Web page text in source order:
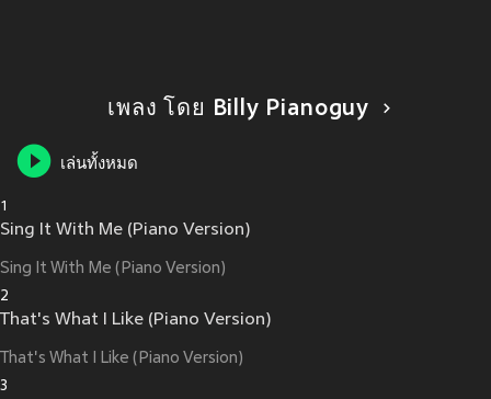
เพลง โดย Billy Pianoguy
เล่นทั้งหมด
1
Sing It With Me (Piano Version)
Sing It With Me (Piano Version)
2
That's What I Like (Piano Version)
That's What I Like (Piano Version)
3